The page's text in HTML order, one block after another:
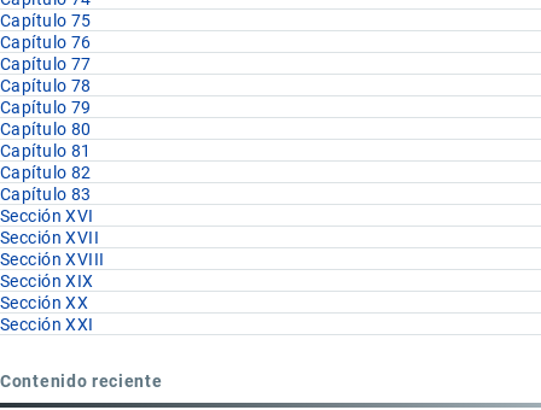
Capítulo 75
Capítulo 76
Capítulo 77
Capítulo 78
Capítulo 79
Capítulo 80
Capítulo 81
Capítulo 82
Capítulo 83
Sección XVI
Sección XVII
Sección XVIII
Sección XIX
Sección XX
Sección XXI
Contenido reciente